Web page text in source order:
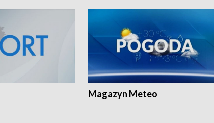
Magazyn Meteo